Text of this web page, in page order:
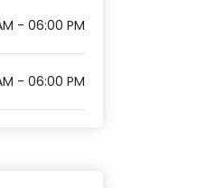
- 06:00 PM
- 06:00 PM